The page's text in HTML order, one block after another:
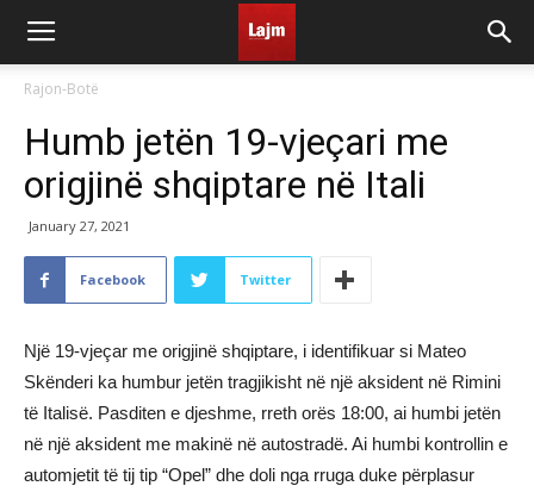
Rajon-Botë
Humb jetën 19-vjeçari me
origjinë shqiptare në Itali
January 27, 2021
Facebook Twitter
Një 19-vjeçar me origjinë shqiptare, i identifikuar si Mateo
Skënderi ka humbur jetën tragjikisht në një aksident në Rimini
të Italisë. Pasditen e djeshme, rreth orës 18:00, ai humbi jetën
në një aksident me makinë në autostradë. Ai humbi kontrollin e
automjetit të tij tip “Opel” dhe doli nga rruga duke përplasur